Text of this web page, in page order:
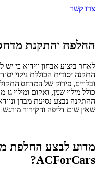
צרו קשר
החלפה והתקנת
לאחר ביצוע אבחון ווידוא כי
התקנה יסודית הכוללת ניקוי
ובלויים, פירוק של המדחס
כולל מילוי שמן, ואקום ומילוי
ההתקנה נבצע נסיעת מבחן
שאין שום דליפה והקירור מורגש
מדוע לבצע החלפת
ACForCars?